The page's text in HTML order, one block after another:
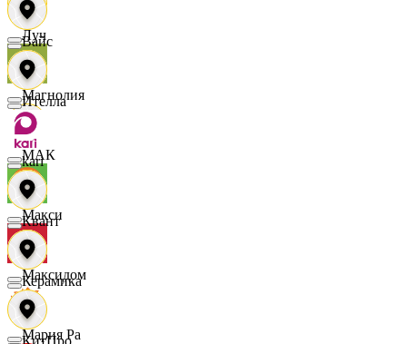
Луч
Магнолия
МАК
Макси
Максидом
Мария Ра
Вайс
Ителла
kari
Квант
Керамика
КитПро